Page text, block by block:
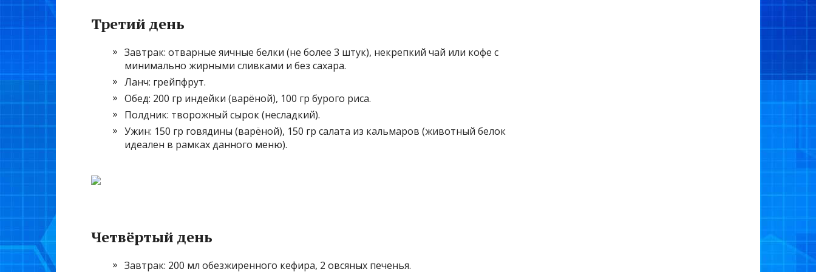
Третий день
Завтрак: отварные яичные белки (не более 3 штук), некрепкий чай или кофе с
минимально жирными сливками и без сахара.
Ланч: грейпфрут.
Обед: 200 гр индейки (варёной), 100 гр бурого риса.
Полдник: творожный сырок (несладкий).
Ужин: 150 гр говядины (варёной), 150 гр салата из кальмаров (животный белок
идеален в рамках данного меню).
Четвёртый день
Завтрак: 200 мл обезжиренного кефира, 2 овсяных печенья.